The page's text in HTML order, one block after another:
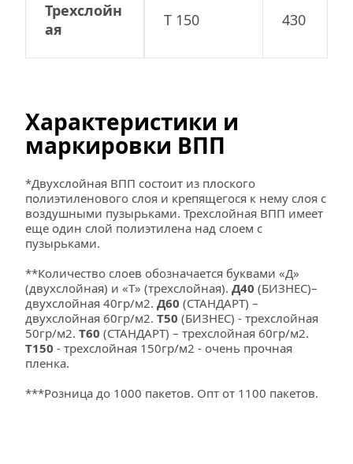
Трехслойн
ая
Т 150 430
Характеристики и
маркировки ВПП
*Двухслойная ВПП состоит из плоского
полиэтиленового слоя и крепящегося к нему слоя с
воздушными пузырьками. Трехслойная ВПП имеет
еще один слой полиэтилена над слоем с
пузырьками.
**Количество слоев обозначается буквами «Д»
(двухслойная) и «Т» (трехслойная). Д40 (БИЗНЕС)–
двухслойная 40гр/м2. Д60 (СТАНДАРТ) –
двухслойная 60гр/м2. Т50 (БИЗНЕС) - трехслойная
50гр/м2. Т60
Т150 - трехслойная 150гр/м2 - очень прочная
пленка.
***Розница до 1000 пакетов. Опт от 1100 пакетов.